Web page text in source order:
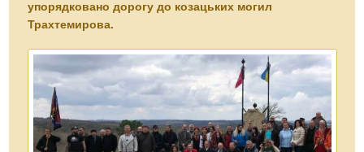
упорядковано дорогу до козацьких могил
Трахтемирова.